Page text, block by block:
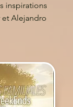
inspirations
et Alejandro